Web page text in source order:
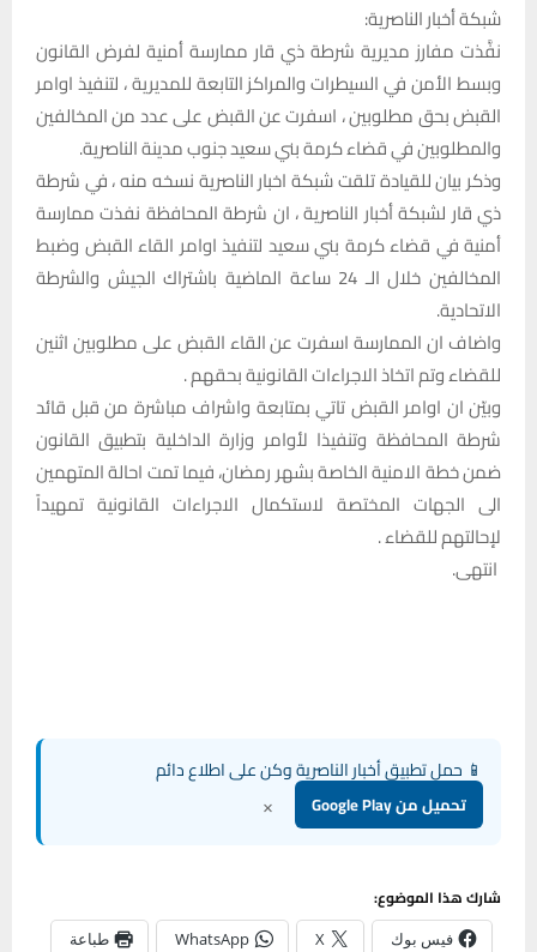
شبكة أخبار الناصرية:
نفَّذت مفارز مديرية شرطة ذي قار ممارسة أمنية لفرض القانون
وبسط الأمن في السيطرات والمراكز التابعة للمديرية ، لتنفيذ اوامر
القبض بحق مطلوبين ، اسفرت عن القبض على عدد من المخالفين
والمطلوبين في قضاء كرمة بني سعيد جنوب مدينة الناصرية.
وذكر بيان للقيادة تلقت شبكة اخبار الناصرية نسخه منه ، في شرطة
ذي قار لشبكة أخبار الناصرية ، ان شرطة المحافظة نفذت ممارسة
أمنية في قضاء كرمة بني سعيد لتنفيذ اوامر القاء القبض وضبط
المخالفين خلال الـ 24 ساعة الماضية باشتراك الجيش والشرطة
الاتحادية.
واضاف ان الممارسة اسفرت عن القاء القبض على مطلوبين اثنين
للقضاء وتم اتخاذ الاجراءات القانونية بحقهم .
وبيّن ان اوامر القبض تاتي بمتابعة واشراف مباشرة من قبل قائد
شرطة المحافظة وتنفيذا لأوامر وزارة الداخلية بتطبيق القانون
ضمن خطة الامنية الخاصة بشهر رمضان، فيما تمت احالة المتهمين
الى الجهات المختصة لاستكمال الاجراءات القانونية تمهيداً
لإحالتهم للقضاء .
انتهى.‏
📱 حمل تطبيق أخبار الناصرية وكن على اطلاع دائم
تحميل من Google Play ×
شارك هذا الموضوع:
فيس بوك X
WhatsApp طباعة